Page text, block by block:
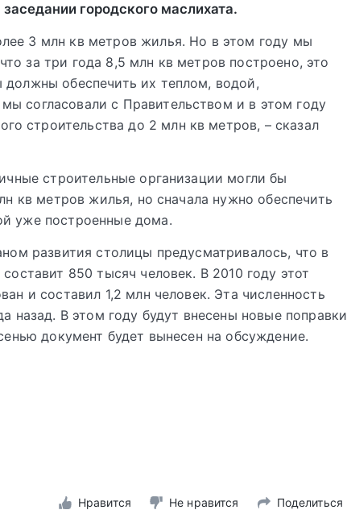
городского маслихата.
3 млн кв метров жилья. Но в этом году мы
за три года 8,5 млн кв метров построено, это
обеспечить их теплом, водой,
согласовали с Правительством и в этом году
строительства до 2 млн кв метров, – сказал
строительные организации могли бы
кв метров жилья, но сначала нужно обеспечить
уже построенные дома.
развития столицы предусматривалось, что в
850 тысяч человек. В 2010 году этот
и составил 1,2 млн человек. Эта численность
назад. В этом году будут внесены новые поправки
документ будет вынесен на обсуждение.
Нравится Не нравится Поделиться